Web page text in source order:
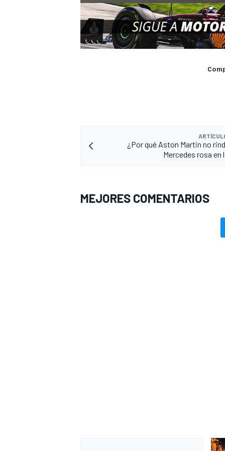
¿Por qué Aston Martin no
Mercedes rosa en
MEJORES COMENTARIOS